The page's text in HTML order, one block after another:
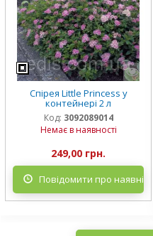
Спірея Little Princess у
контейнері 2 л
Код: 3092089014
Немає в наявності
249,00 грн.
Повідомити про наявність